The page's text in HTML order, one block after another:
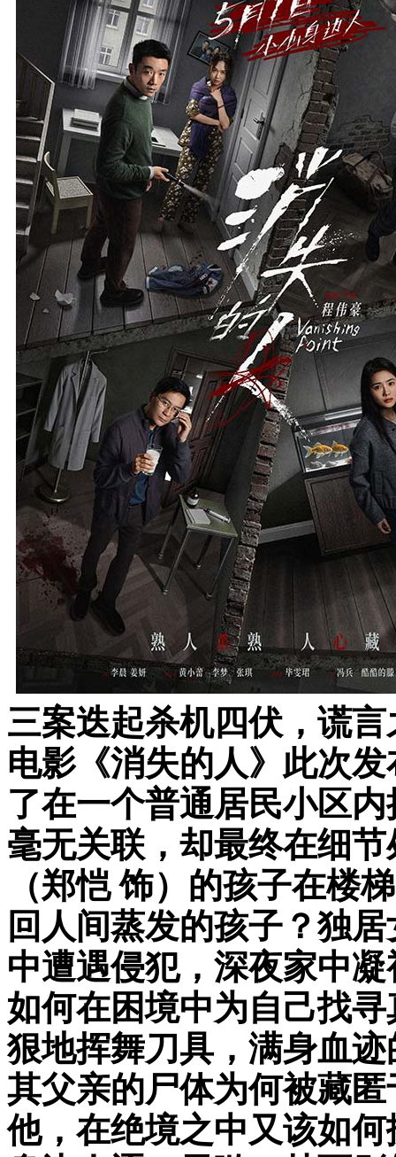
三案迭起杀机四伏，谎
电影《消失的人》此次
了在一个普通居民小区
毫无关联，却最终在细
（郑恺 饰）的孩子在楼
回人间蒸发的孩子？独
中遭遇侵犯，深夜家中
如何在困境中为自己找
狠地挥舞刀具，满身血
其父亲的尸体为何被藏
他，在绝境之中又该如